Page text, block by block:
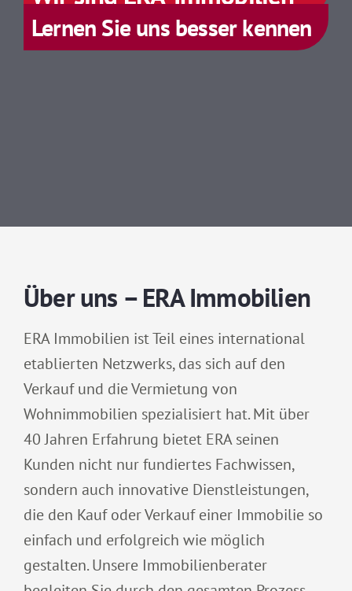
Lernen Sie uns besser kennen
Über uns – ERA Immobilien
ERA Immobilien ist Teil eines international
etablierten Netzwerks, das sich auf den
Verkauf und die Vermietung von
Wohnimmobilien spezialisiert hat. Mit über
40 Jahren Erfahrung bietet ERA seinen
Kunden nicht nur fundiertes Fachwissen,
sondern auch innovative Dienstleistungen,
die den Kauf oder Verkauf einer Immobilie so
einfach und erfolgreich wie möglich
gestalten. Unsere Immobilienberater